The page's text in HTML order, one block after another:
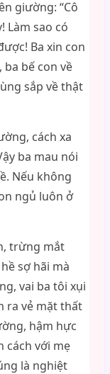
giường: “Cô
Làm sao có
Ba xin con
ba bế con về
sắp về thật
cách xa
ba mau nói
Nếu không
ngủ luôn ở
trừng mắt
sợ hãi mà
vai ba tôi xụi
ra vẻ mặt thất
hậm hực
cách với mẹ
là nghiệt